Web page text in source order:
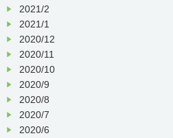
2021/2
2021/1
2020/12
2020/11
2020/10
2020/9
2020/8
2020/7
2020/6